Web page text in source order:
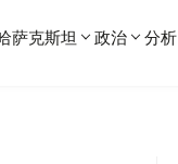
萨克斯坦 政治 分析